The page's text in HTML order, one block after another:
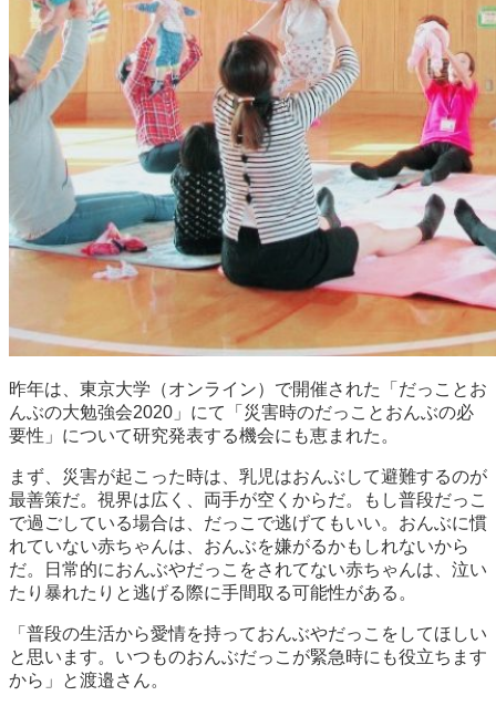
昨年は、東京大学（オンライン）で開催された「だっことお
んぶの大勉強会2020」にて「災害時のだっことおんぶの必
要性」について研究発表する機会にも恵まれた。
まず、災害が起こった時は、乳児はおんぶして避難するのが
最善策だ。視界は広く、両手が空くからだ。もし普段だっこ
で過ごしている場合は、だっこで逃げてもいい。おんぶに慣
れていない赤ちゃんは、おんぶを嫌がるかもしれないから
だ。日常的におんぶやだっこをされてない赤ちゃんは、泣い
たり暴れたりと逃げる際に手間取る可能性がある。
「普段の生活から愛情を持っておんぶやだっこをしてほしい
と思います。いつものおんぶだっこが緊急時にも役立ちます
から」と渡邉さん。